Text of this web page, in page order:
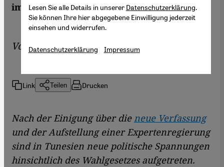
im Mutterland der Arabellion.
VonMoncef Slimi
Link Teilen Drucken
Nach der Einigung über dieneue Verfassung
und der Aufstellung einer Expertenregierung
sind in Tunesien neue politische Spannungen
hinsichtlich des Wahlgesetzes aufgetreten.
Lesen Sie alle Details in unserer Datenschutzerklärung.
Sie können Ihre hier abgegebene Einwilligung jederzeit
einsehen und widerrufen.
Datenschutzerklärung Impressum